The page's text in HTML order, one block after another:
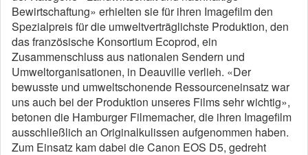
Bewirtschaftung» erhielten sie für ihren Image­film den
Spezialpreis für die umweltverträglichste Produktion, den
das französische Konsortium Ecoprod, ein
Zusammenschluss aus nationalen Sendern und
Umweltorganisationen, in Deauville verlieh. «Der
bewusste und umweltschonende Ressourceneinsatz war
uns auch bei der Produktion unseres Films sehr wichtig»,
betonen die Hamburger Filmemacher, die ihren Imagefilm
ausschließlich an Originalkulissen aufgenommen haben.
Zum Einsatz kam dabei die Canon EOS D5, gedreht